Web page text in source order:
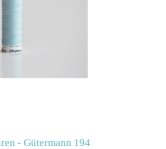
- Gütermann 194